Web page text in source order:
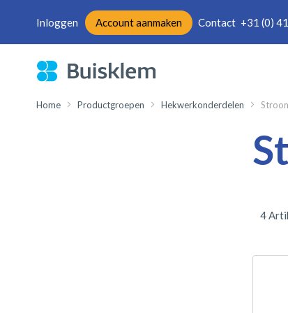
Inloggen Account aanmaken Contact +31 (0)
Ga
naar
inhoud
Home Productgroepen Hekwerkonderdelen
4